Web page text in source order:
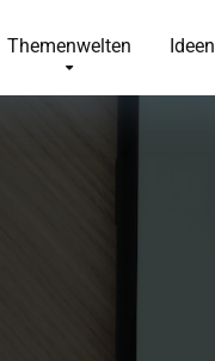
Themenwelten Ideen